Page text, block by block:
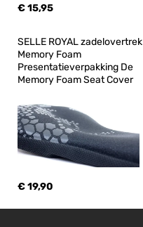
€ 15,95
SELLE ROYAL zadelovertrek
Memory Foam
Presentatieverpakking De
Memory Foam Seat Cover
€ 19,90